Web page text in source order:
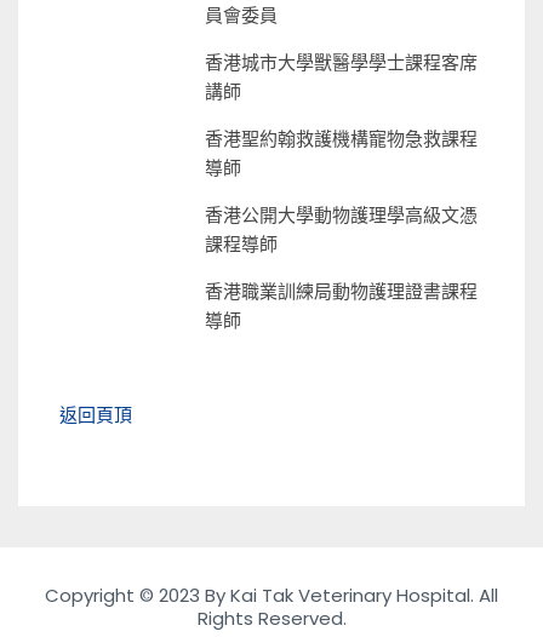
員會委員
香港城市大學獸醫學學士課程客席
講師
香港聖約翰救護機構寵物急救課程
導師
香港公開大學動物護理學高級文憑
課程導師
香港職業訓練局動物護理證書課程
導師
返回頁頂
Copyright © 2023 By Kai Tak Veterinary Hospital. All
Rights Reserved.